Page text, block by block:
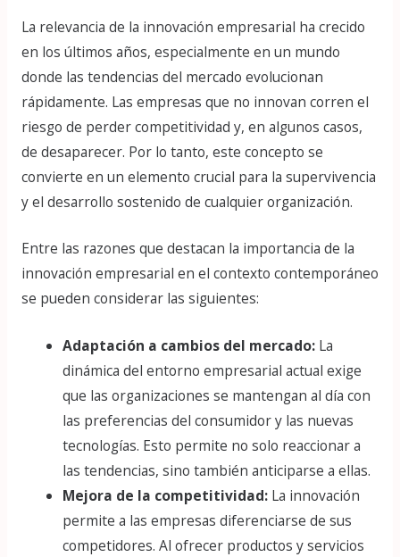
La relevancia de la innovación empresarial ha crecido
en los últimos años, especialmente en un mundo
donde las tendencias del mercado evolucionan
rápidamente. Las empresas que no innovan corren el
riesgo de perder competitividad y, en algunos casos,
de desaparecer. Por lo tanto, este concepto se
convierte en un elemento crucial para la supervivencia
y el desarrollo sostenido de cualquier organización.
Entre las razones que destacan la importancia de la
innovación empresarial en el contexto contemporáneo
se pueden considerar las siguientes:
Adaptación a cambios del mercado: La
dinámica del entorno empresarial actual exige
que las organizaciones se mantengan al día con
las preferencias del consumidor y las nuevas
tecnologías. Esto permite no solo reaccionar a
las tendencias, sino también anticiparse a ellas.
Mejora de la competitividad: La innovación
permite a las empresas diferenciarse de sus
competidores. Al ofrecer productos y servicios